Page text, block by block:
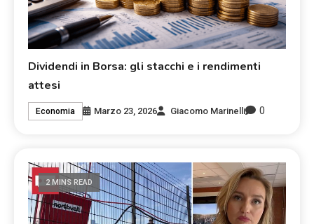
Dividendi in Borsa: gli stacchi e i rendimenti
attesi
Economia Marzo 23, 2026 Giacomo Marinelli 0
2 MINS READ